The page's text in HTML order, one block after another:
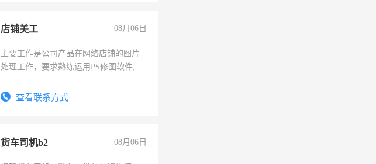
店铺美工 08月06日
主要工作是公司产品在网络店铺的图片
处理工作，要求熟练运用PS修图软件,工
查看联系方式
货车司机b2 08月06日